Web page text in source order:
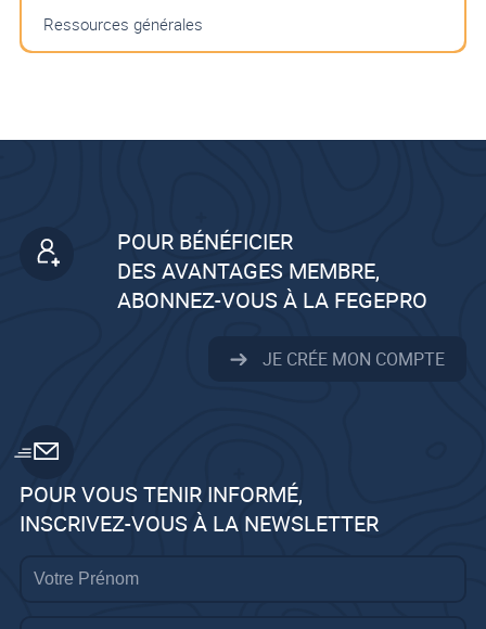
Ressources générales
POUR BÉNÉFICIER
DES AVANTAGES MEMBRE,
ABONNEZ-VOUS À LA FEGEPRO
JE CRÉE MON COMPTE
POUR VOUS TENIR INFORMÉ,
INSCRIVEZ-VOUS À LA NEWSLETTER